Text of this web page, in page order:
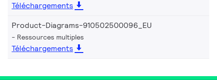
Téléchargements
Product-Diagrams-910502500096_EU
Ressources multiples
Téléchargements